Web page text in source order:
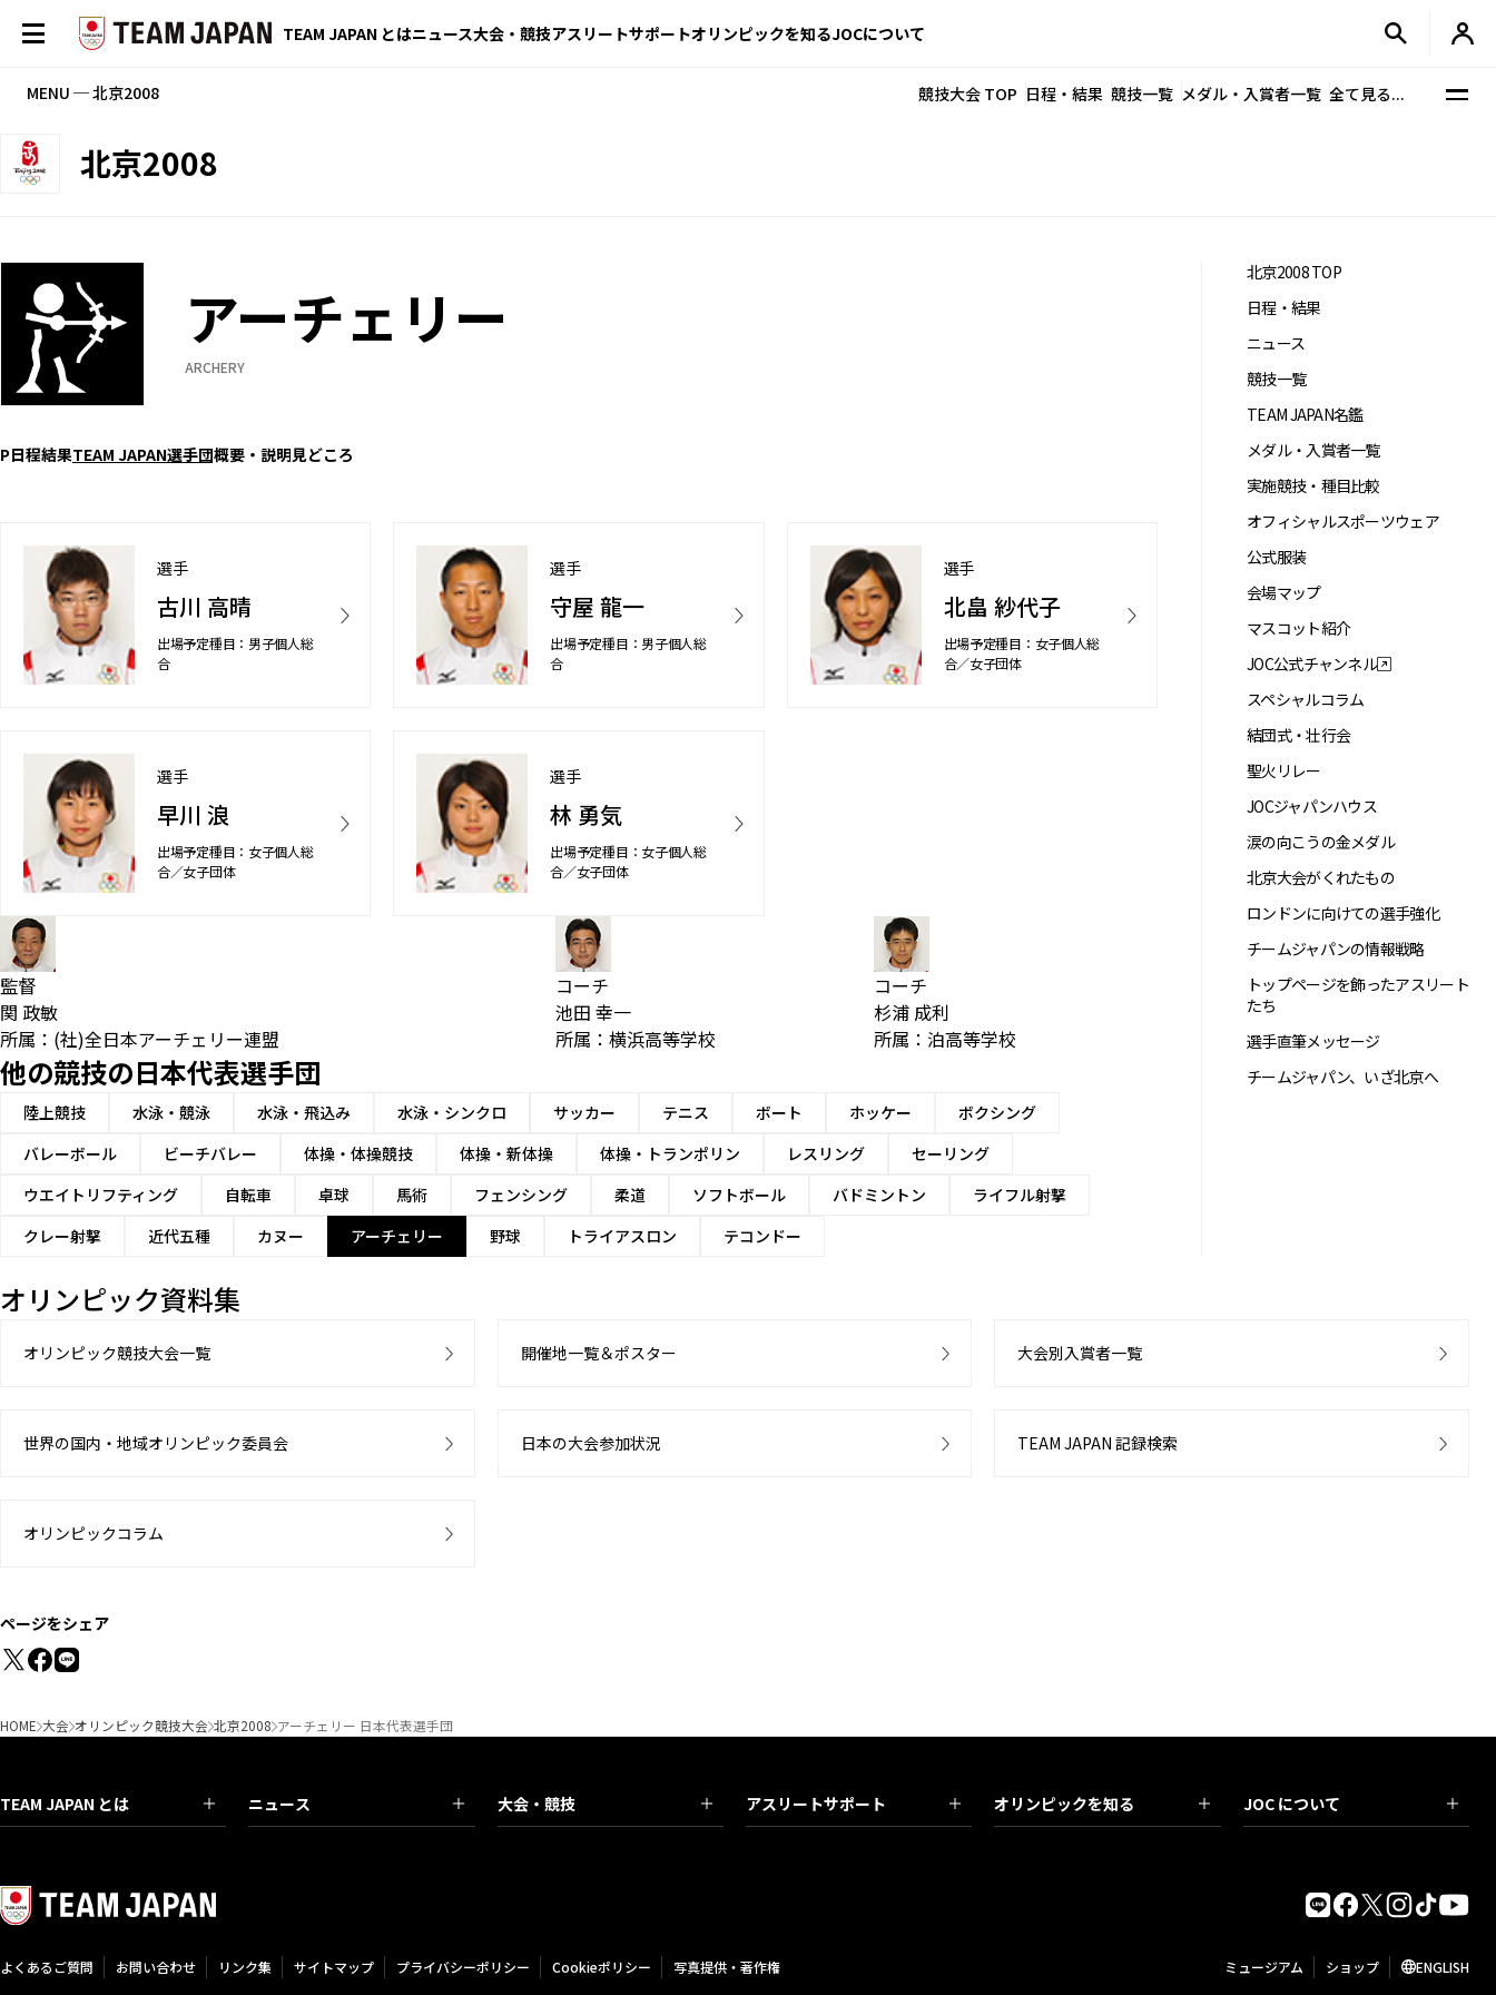
TEAM JAPAN とはニュース大会・競技アスリートサポートオリンピックを知るJOCについて
MENU ─ 北京2008 競技大会 TOP 日程・結果 競技一覧 メダル・入賞者一覧 全て見る...
北京2008
アーチェリー
ARCHERY
日程結果TEAM JAPAN選手団概要・説明見どころ
選手
古川 高晴
出場予定種目：男子個人総
合
選手
守屋 龍一
出場予定種目：男子個人総
合
選手
北畠 紗代子
出場予定種目：女子個人総
合／女子団体
選手
早川 浪
出場予定種目：女子個人総
合／女子団体
選手
林 勇気
出場予定種目：女子個人総
合／女子団体
監督
関 政敏
所属：(社)全日本アーチェリー連盟
コーチ
池田 幸一
所属：横浜高等学校
コーチ
杉浦 成利
所属：泊高等学校
他の競技の日本代表選手団
陸上競技 水泳・競泳 水泳・飛込み 水泳・シンクロ サッカー テニス ボート ホッケー
ボクシング
バレーボール
ビーチバレー 体操・体操競技 体操・新体操 体操・トランポリン レスリング
セーリング
ウエイトリフティング
自転車 卓球 馬術 フェンシング 柔道 ソフトボール バドミントン
ライフル射撃
クレー射撃
近代五種 カヌー アーチェリー 野球 トライアスロン テコンドー
北京2008 TOP
日程・結果
ニュース
競技一覧
TEAM JAPAN名鑑
メダル・入賞者一覧
実施競技・種目比較
オフィシャルスポーツウェア
公式服装
会場マップ
マスコット紹介
JOC公式チャンネル
スペシャルコラム
結団式・壮行会
聖火リレー
JOCジャパンハウス
涙の向こうの金メダル
北京大会がくれたもの
ロンドンに向けての選手強化
チームジャパンの情報戦略
トップページを飾ったアスリート
たち
選手直筆メッセージ
チームジャパン、いざ北京へ
オリンピック資料集
オリンピック競技大会一覧 開催地一覧＆ポスター 大会別入賞者一覧
世界の国内・地域オリンピック委員会 日本の大会参加状況 TEAM JAPAN 記録検索
オリンピックコラム
ページをシェア
HOME 大会 オリンピック競技大会 北京2008 アーチェリー 日本代表選手団
TEAM JAPAN とは ニュース 大会・競技 アスリートサポート オリンピックを知る JOC について
よくあるご質問 お問い合わせ リンク集 サイトマップ プライバシーポリシー Cookieポリシー 写真提供・著作権 ミュージアム ショップ ENGLISH